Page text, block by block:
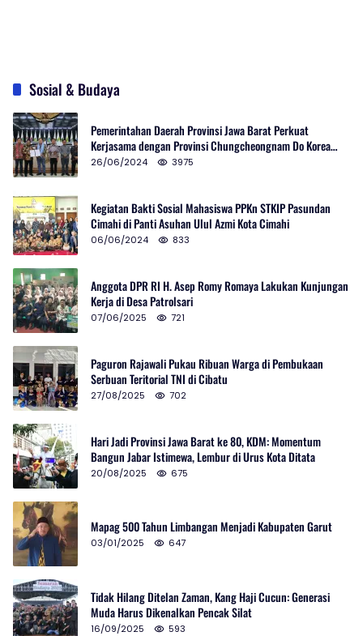
Sosial & Budaya
Pemerintahan Daerah Provinsi Jawa Barat Perkuat
Kerjasama dengan Provinsi Chungcheongnam Do Korea
Selatan
26/06/2024 3975
Kegiatan Bakti Sosial Mahasiswa PPKn STKIP Pasundan
Cimahi di Panti Asuhan Ulul Azmi Kota Cimahi
06/06/2024 833
Anggota DPR RI H. Asep Romy Romaya Lakukan Kunjungan
Kerja di Desa Patrolsari
07/06/2025 721
Paguron Rajawali Pukau Ribuan Warga di Pembukaan
Serbuan Teritorial TNI di Cibatu
27/08/2025 702
Hari Jadi Provinsi Jawa Barat ke 80, KDM: Momentum
Bangun Jabar Istimewa, Lembur di Urus Kota Ditata
20/08/2025 675
Mapag 500 Tahun Limbangan Menjadi Kabupaten Garut
03/01/2025 647
Tidak Hilang Ditelan Zaman, Kang Haji Cucun: Generasi
Muda Harus Dikenalkan Pencak Silat
16/09/2025 593